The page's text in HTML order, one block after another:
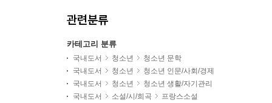
관련분류
카테고리 분류
국내도서 청소년
청소년 문학
국내도서
청소년
청소년 인문/사회/경제
국내도서
청소년
청소년 생활/자기관리
국내도서
소설/시/희곡 프랑스소설